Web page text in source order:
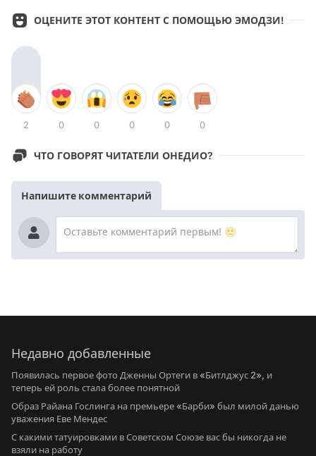
ОЦЕНИТЕ ЭТОТ КОНТЕНТ С ПОМОЩЬЮ ЭМОДЗИ!
2 0 0 0 0 0
ЧТО ГОВОРЯТ ЧИТАТЕЛИ ОНЕДИО?
Напишите комментарий
Недавно добавленные
Появилась первое фото Дженны Ортеги в «Битлджус 2», и
теперь ей роль стала более понятной
Образ Райана Гослинга на премьере «Барби» был милой данью
уважения Еве Мендес
С какими татуировками в Советском Союзе вас бы никогда не
взяли на работу